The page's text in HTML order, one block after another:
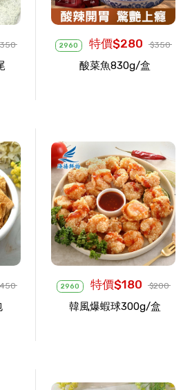
2960 特價$280 $350
酸菜魚830g/盒
2960 特價$180 $200
韓風爆蝦球300g/盒